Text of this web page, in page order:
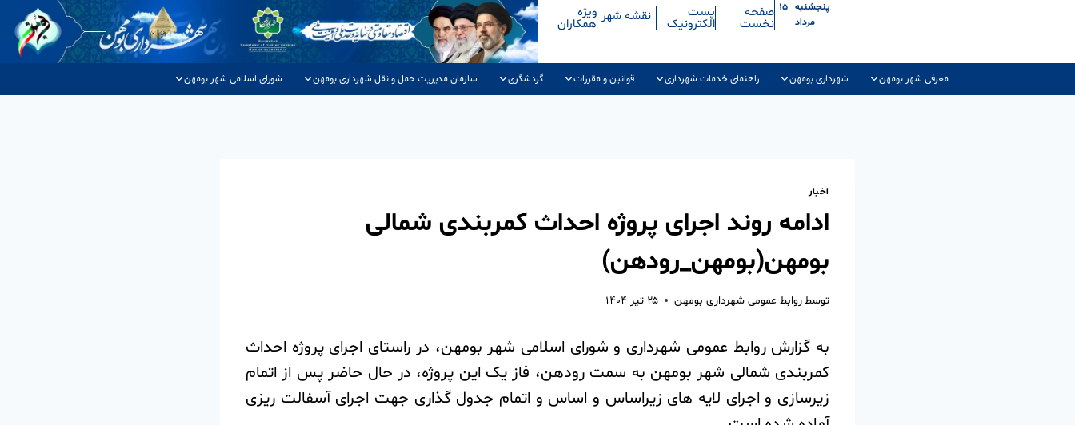
پنجشنبه ۱۵
مرداد
صفحه
نخست
پست
الکترونیک نقشه شهر ویژه
همکاران
معرفی شهر بومهن شهرداری بومهن راهنمای خدمات شهرداری قوانین و مقررات گردشگری سازمان مدیریت حمل و نقل شهرداری بومهن شورای اسلامی شهر بومهن
اخبار
ادامه روند اجرای پروژه احداث کمربندی شمالی
بومهن(بومهن_رودهن)
توسطروابط عمومی شهرداری بومهن ۲۵ تیر ۱۴۰۴
به گزارش روابط عمومی شهرداری و شورای اسلامی شهر بومهن، در راستای اجرای پروژه احداث
کمربندی شمالی شهر بومهن به سمت رودهن، فاز یک این پروژه، در حال حاضر پس از اتمام
زیرسازی و اجرای لایه های زیراساس و اساس و اتمام جدول گذاری جهت اجرای آسفالت ریزی